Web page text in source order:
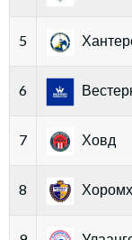
5
6
7 Ховд
8